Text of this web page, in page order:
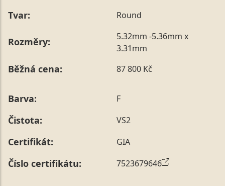
Tvar: Round
Rozměry:
5.32mm -5.36mm x
3.31mm
Běžná cena: 87 800 Kč
Barva: F
Čistota: VS2
Certifikát: GIA
Číslo certifikátu: 7523679646